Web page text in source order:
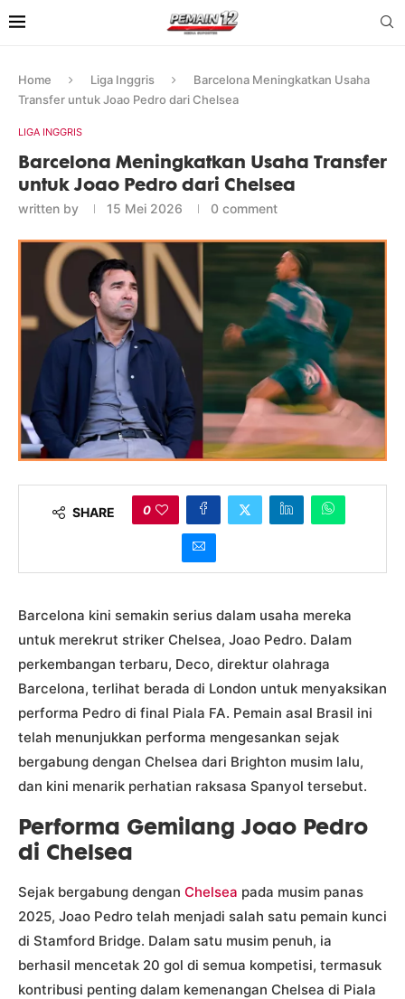
Home Liga Inggris
Barcelona Meningkatkan Usaha
Transfer untuk Joao Pedro dari Chelsea
LIGA INGGRIS
Barcelona Meningkatkan Usaha Transfer
untuk Joao Pedro dari Chelsea
written by 15 Mei 2026 0 comment
SHARE 0
Barcelona kini semakin serius dalam usaha mereka
untuk merekrut striker Chelsea, Joao Pedro. Dalam
perkembangan terbaru, Deco, direktur olahraga
Barcelona, terlihat berada di London untuk menyaksikan
performa Pedro di final Piala FA. Pemain asal Brasil ini
telah menunjukkan performa mengesankan sejak
bergabung dengan Chelsea dari Brighton musim lalu,
dan kini menarik perhatian raksasa Spanyol tersebut.
Performa Gemilang Joao Pedro
di Chelsea
Sejak bergabung dengan Chelsea pada musim panas
2025, Joao Pedro telah menjadi salah satu pemain kunci
di Stamford Bridge. Dalam satu musim penuh, ia
berhasil mencetak 20 gol di semua kompetisi, termasuk
kontribusi penting dalam kemenangan Chelsea di Piala